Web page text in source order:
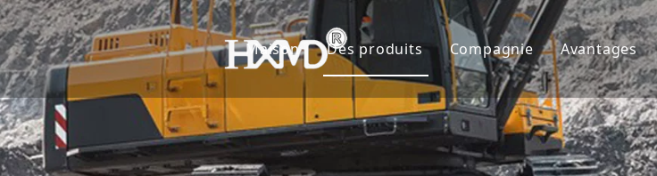
Maison Des produits
Dents de godet
Godet d'excavatrice
Adaptateur de dents de godet
Compagnie
À propos de nous
Culture
FAQ
Avantages
R&D
Service